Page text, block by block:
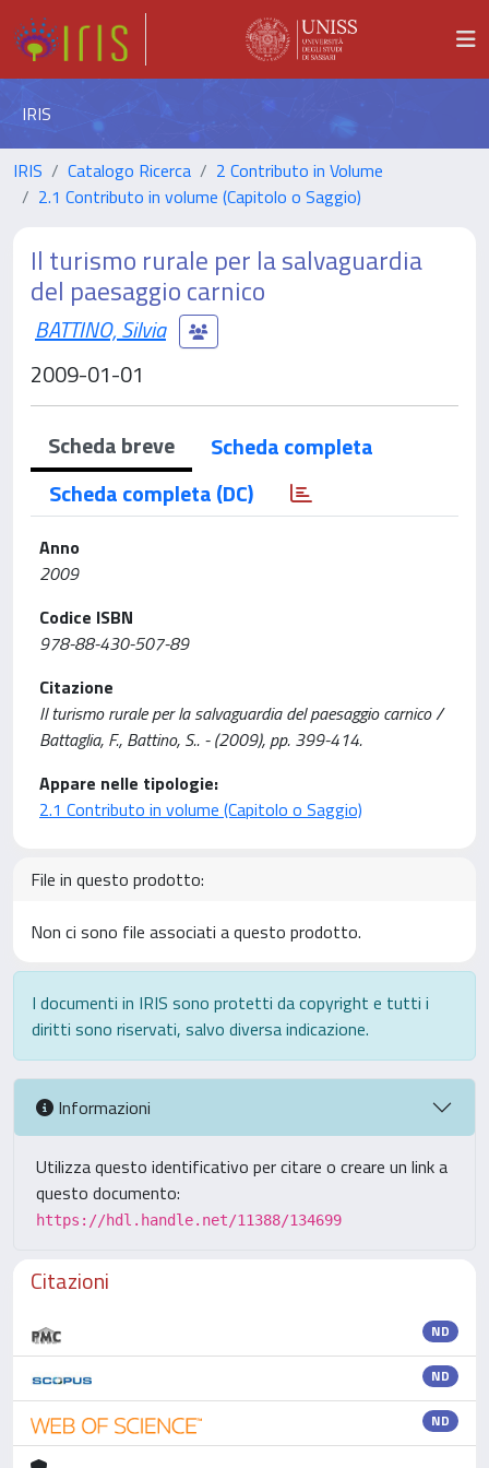
IRIS
IRIS Catalogo Ricerca
2 Contributo in Volume
2.1 Contributo in volume (Capitolo o Saggio)
Il turismo rurale per la salvaguardia
del paesaggio carnico
BATTINO, Silvia
2009-01-01
Scheda breve
Scheda completa
Scheda completa (DC)
Anno
2009
Codice ISBN
978-88-430-507-89
Citazione
Il turismo rurale per la salvaguardia del paesaggio carnico /
Battaglia, F., Battino, S.. - (2009), pp. 399-414.
Appare nelle tipologie:
2.1 Contributo in volume (Capitolo o Saggio)
File in questo prodotto:
Non ci sono file associati a questo prodotto.
I documenti in IRIS sono protetti da copyright e tutti i
diritti sono riservati, salvo diversa indicazione.
Informazioni
Utilizza questo identificativo per citare o creare un link a
questo documento:
https://hdl.handle.net/11388/134699
Citazioni
ND
ND
ND